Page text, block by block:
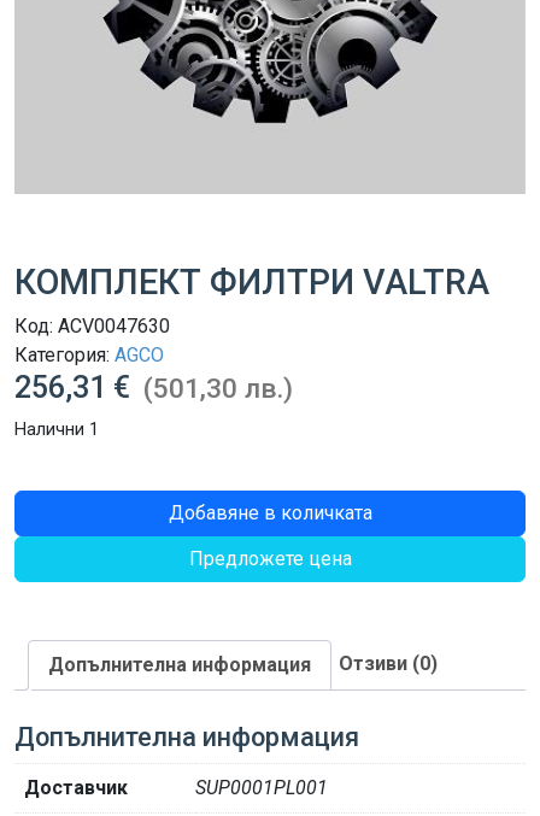
КОМПЛЕКТ ФИЛТРИ VALTRA
Код: ACV0047630
Категория: AGCO
256,31 € (501,30 лв.)
Налични 1
количество
за
ФИЛТРИ
Добавяне в количката
Предложете цена
Допълнителна информация Отзиви (0)
Допълнителна информация
Доставчик SUP0001PL001